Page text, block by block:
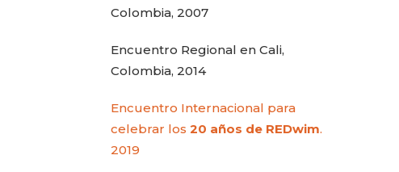
Colombia, 2007
Encuentro Regional en Cali,
Colombia, 2014
Encuentro Internacional para
celebrar los 20 años de REDwim.
2019